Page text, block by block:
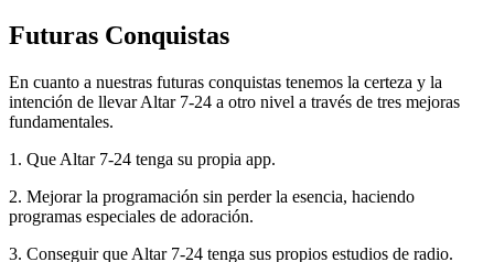
Futuras Conquistas
En cuanto a nuestras futuras conquistas tenemos la certeza y la
intención de llevar Altar 7-24 a otro nivel a través de tres mejoras
fundamentales.
1. Que Altar 7-24 tenga su propia app.
2. Mejorar la programación sin perder la esencia, haciendo
programas especiales de adoración.
3. Conseguir que Altar 7-24 tenga sus propios estudios de radio.